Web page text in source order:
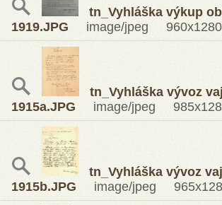
tn_Vyhláška výkup
1919.JPG image/jpeg
tn_Vyhláška vývoz
1915a.JPG image/jpeg
tn_Vyhláška vývoz
1915b.JPG image/jpeg